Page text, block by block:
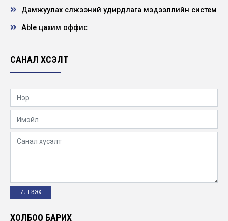
Дамжуулах сүлжээний удирдлага мэдээллийн систем
Able цахим оффис
САНАЛ ХҮСЭЛТ
ХОЛБОО БАРИХ